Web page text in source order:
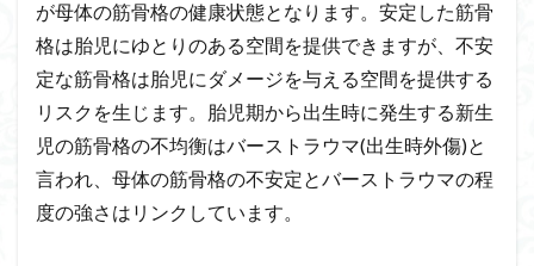
が母体の筋骨格の健康状態となります。安定した筋骨
格は胎児にゆとりのある空間を提供できますが、不安
定な筋骨格は胎児にダメージを与える空間を提供する
リスクを生じます。胎児期から出生時に発生する新生
児の筋骨格の不均衡はバーストラウマ(出生時外傷)と
言われ、母体の筋骨格の不安定とバーストラウマの程
度の強さはリンクしています。